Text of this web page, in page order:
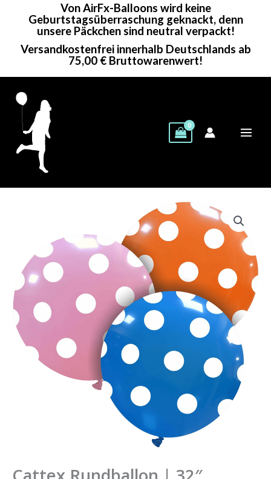
Von AirFx-Balloons wird keine
Geburtstagsüberraschung geknackt, denn
unsere Päckchen sind neutral verpackt!
Versandkostenfrei innerhalb Deutschlands ab
75,00 € Bruttowarenwert!
Gedeckt
|
Big
Polka
Dots
Menge